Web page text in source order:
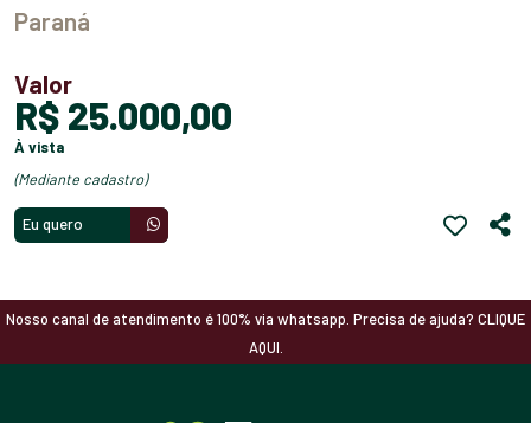
Paraná
Valor
R$ 25.000,00
à vista
(mediante cadastro)
Eu quero
Nosso canal de atendimento é 100% via whatsapp. Precisa de ajuda? CLIQUE
AQUI.